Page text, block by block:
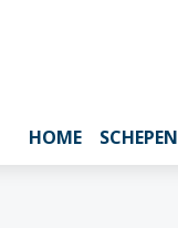
HOME SCHEPEN